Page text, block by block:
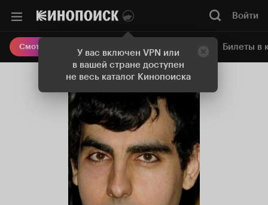
У вас включен VPN или
в вашей стране доступен
не весь каталог Кинопоиска
Войти
Смотреть кино Онлайн-кинотеатр Билеты в